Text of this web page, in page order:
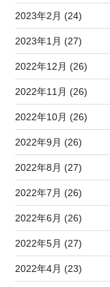
2023年2月 (24)
2023年1月 (27)
2022年12月 (26)
2022年11月 (26)
2022年10月 (26)
2022年9月 (26)
2022年8月 (27)
2022年7月 (26)
2022年6月 (26)
2022年5月 (27)
2022年4月 (23)